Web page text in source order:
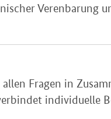
Verenbarung
Fragen in
individuelle